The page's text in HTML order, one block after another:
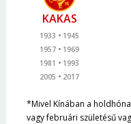
KAKAS
1933
1945
1957
1969
1981
1993
2005
2017
*Mivel Kínában a
vagy februári születésű